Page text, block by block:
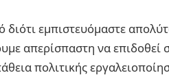
διότι εμπιστευόμαστε
απερίσπαστη να επιδοθεί
πολιτικής